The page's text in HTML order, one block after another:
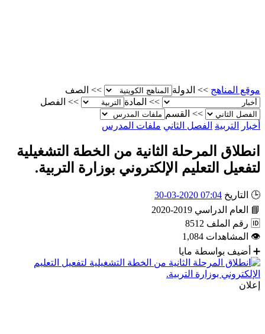
موقع المناهج >> الدولة >>
الصف
>>
المادة >>
الفصل
>>
القسم
أخبار
التربية الفصل الثاني ملفات المدرس
‏انطلاق المرحلة الثانية من الخطة التشغيلية
لتفعيل التعليم الإلكتروني بوزارة التربية.
🕒 التاريخ 07:04 2020-03-30
📘
العام الدراسي 2019-2020
🆔 رقم الملف 8512
👁
المشاهدات 1,084
➕
أضيف بواسطة مايا
إعلان